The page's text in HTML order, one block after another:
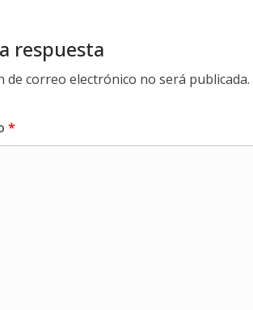
respuesta
de correo electrónico no será publicada.
*